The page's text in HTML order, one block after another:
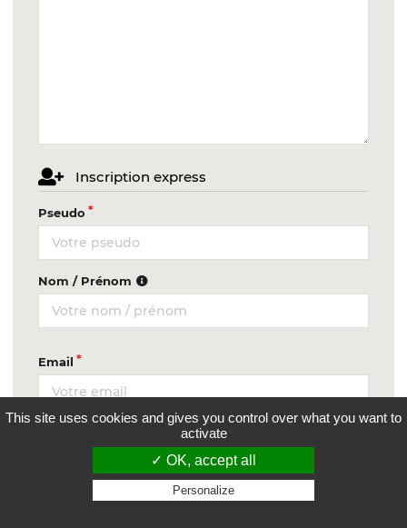
Inscription express
Pseudo
Nom / Prénom
Email
This site uses cookies and gives you control over what you want to
activate
✓ OK, accept all
Personalize